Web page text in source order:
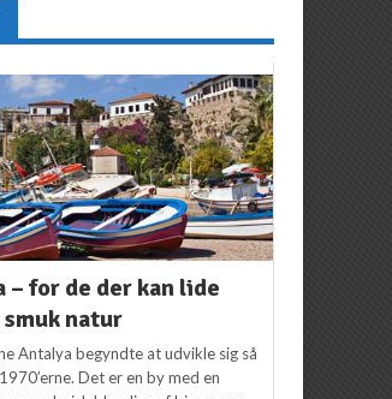
– for de der kan lide
natur
Antalya begyndte at udvikle sig så
Det er en by med en